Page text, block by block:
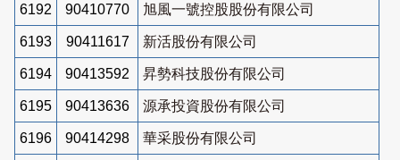
6192 90410770 旭風一號控股股份有限公司
6193 90411617 新活股份有限公司
6194 90413592 昇勢科技股份有限公司
6195 90413636 源承投資股份有限公司
6196 90414298 華采股份有限公司